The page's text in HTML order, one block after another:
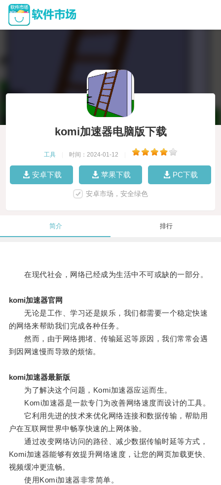
komi加速器电脑版下载
工具 时间：2024-01-12
安卓下载 苹果下载 PC下载
安卓市场，安全绿色
简介 排行
在现代社会，网络已经成为生活中不可或缺的一部分。
komi加速器官网
无论是工作、学习还是娱乐，我们都需要一个稳定快速
的网络来帮助我们完成各种任务。
然而，由于网络拥堵、传输延迟等原因，我们常常会遇
到因网速慢而导致的烦恼。
komi加速器最新版
为了解决这个问题，Komi加速器应运而生。
Komi加速器是一款专门为改善网络速度而设计的工具。
它利用先进的技术来优化网络连接和数据传输，帮助用
户在互联网世界中畅享快速的上网体验。
通过改变网络访问的路径、减少数据传输时延等方式，
Komi加速器能够有效提升网络速度，让您的网页加载更快、
视频缓冲更流畅。
使用Komi加速器非常简单。